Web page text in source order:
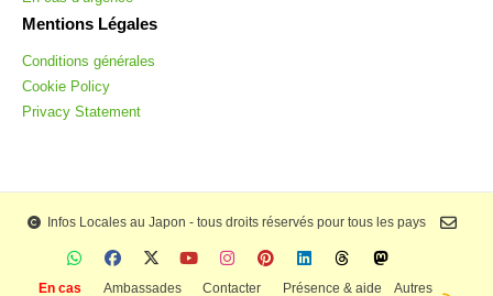
Mentions Légales
Conditions générales
Cookie Policy
Privacy Statement
Infos Locales au Japon - tous droits réservés pour tous les pays
En cas Ambassades Contacter Présence & aide Autres